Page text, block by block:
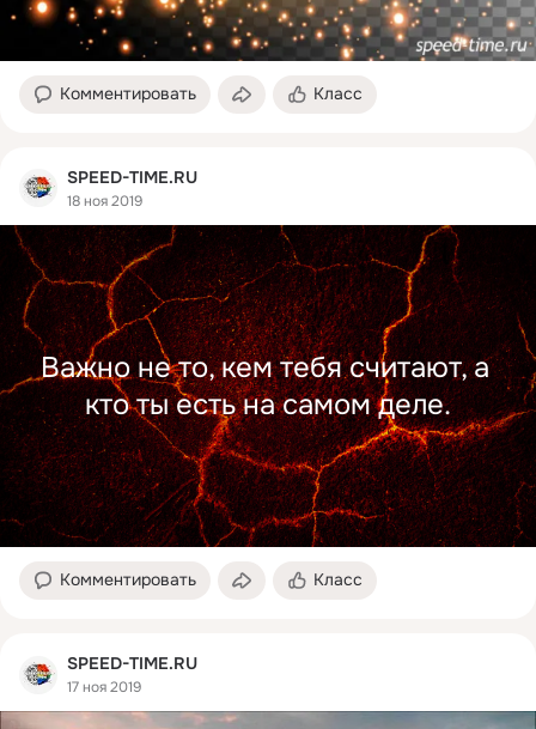
Комментировать Класс
SPEED-TIME.RU
18 ноя 2019
Важно не то, кем тебя считают, а
кто ты есть на самом деле.
Комментировать Класс
SPEED-TIME.RU
17 ноя 2019